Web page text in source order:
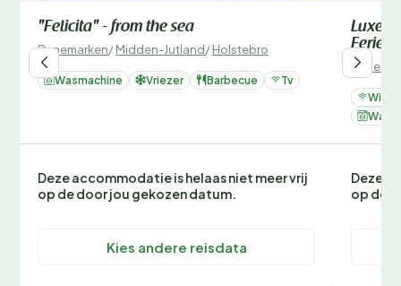
"Felicita" - from the sea
Denemarken/Midden-Jutland/Holstebro
Wasmachine Vriezer Barbecue Tv
Deze accommodatie is helaas niet meer vrij
op de door jou gekozen datum.
Kies andere reisdata
Luxe
Wifi
Deze
op de